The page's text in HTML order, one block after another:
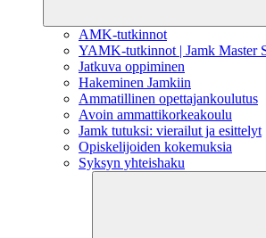
AMK-tutkinnot
YAMK-tutkinnot | Jamk Master
Jatkuva oppiminen
Hakeminen Jamkiin
Ammatillinen opettajankoulutus
Avoin ammattikorkeakoulu
Jamk tutuksi: vierailut ja esittelyt
Opiskelijoiden kokemuksia
Syksyn yhteishaku